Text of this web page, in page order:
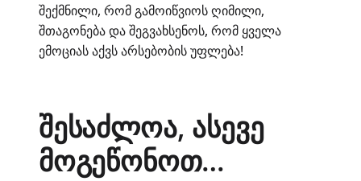
შექმნილი, რომ გამოიწვიოს ღიმილი,
შთაგონება და შეგვახსენოს, რომ ყველა
ემოციას აქვს არსებობის უფლება!
შესაძლოა, ასევე
მოგეწონოთ…